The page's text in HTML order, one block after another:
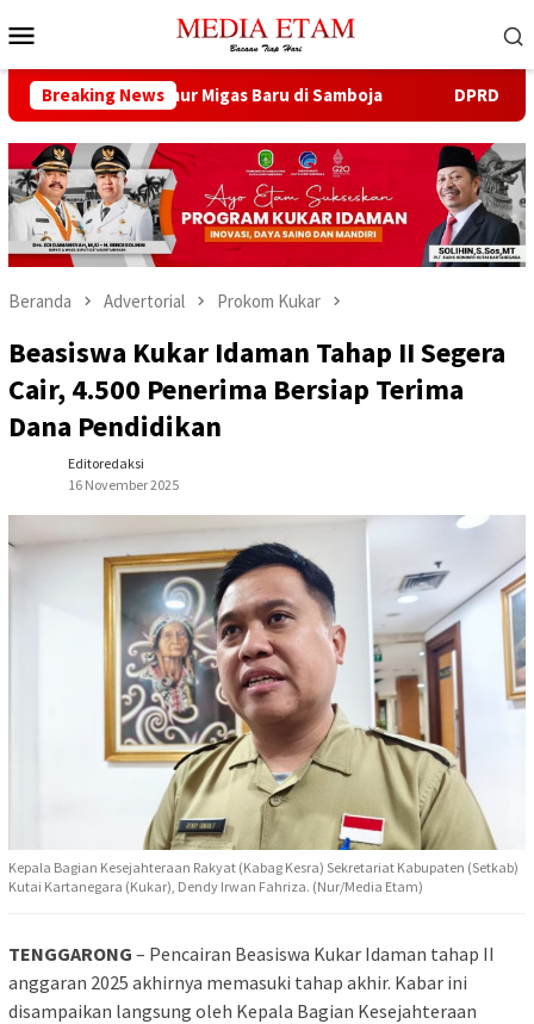
ke
Mobile
Breaking News
13 Sumur Migas Baru di Samboja DPRD Samarinda
Beranda Advertorial Prokom Kukar
Beasiswa Kukar Idaman Tahap II Segera
Cair, 4.500 Penerima Bersiap Terima
Dana Pendidikan
Editoredaksi
16 November 2025
Kepala Bagian Kesejahteraan Rakyat (Kabag Kesra) Sekretariat Kabupaten (Setkab)
Kutai Kartanegara (Kukar), Dendy Irwan Fahriza. (Nur/Media Etam)
TENGGARONG – Pencairan Beasiswa Kukar Idaman tahap II
anggaran 2025 akhirnya memasuki tahap akhir. Kabar ini
disampaikan langsung oleh Kepala Bagian Kesejahteraan